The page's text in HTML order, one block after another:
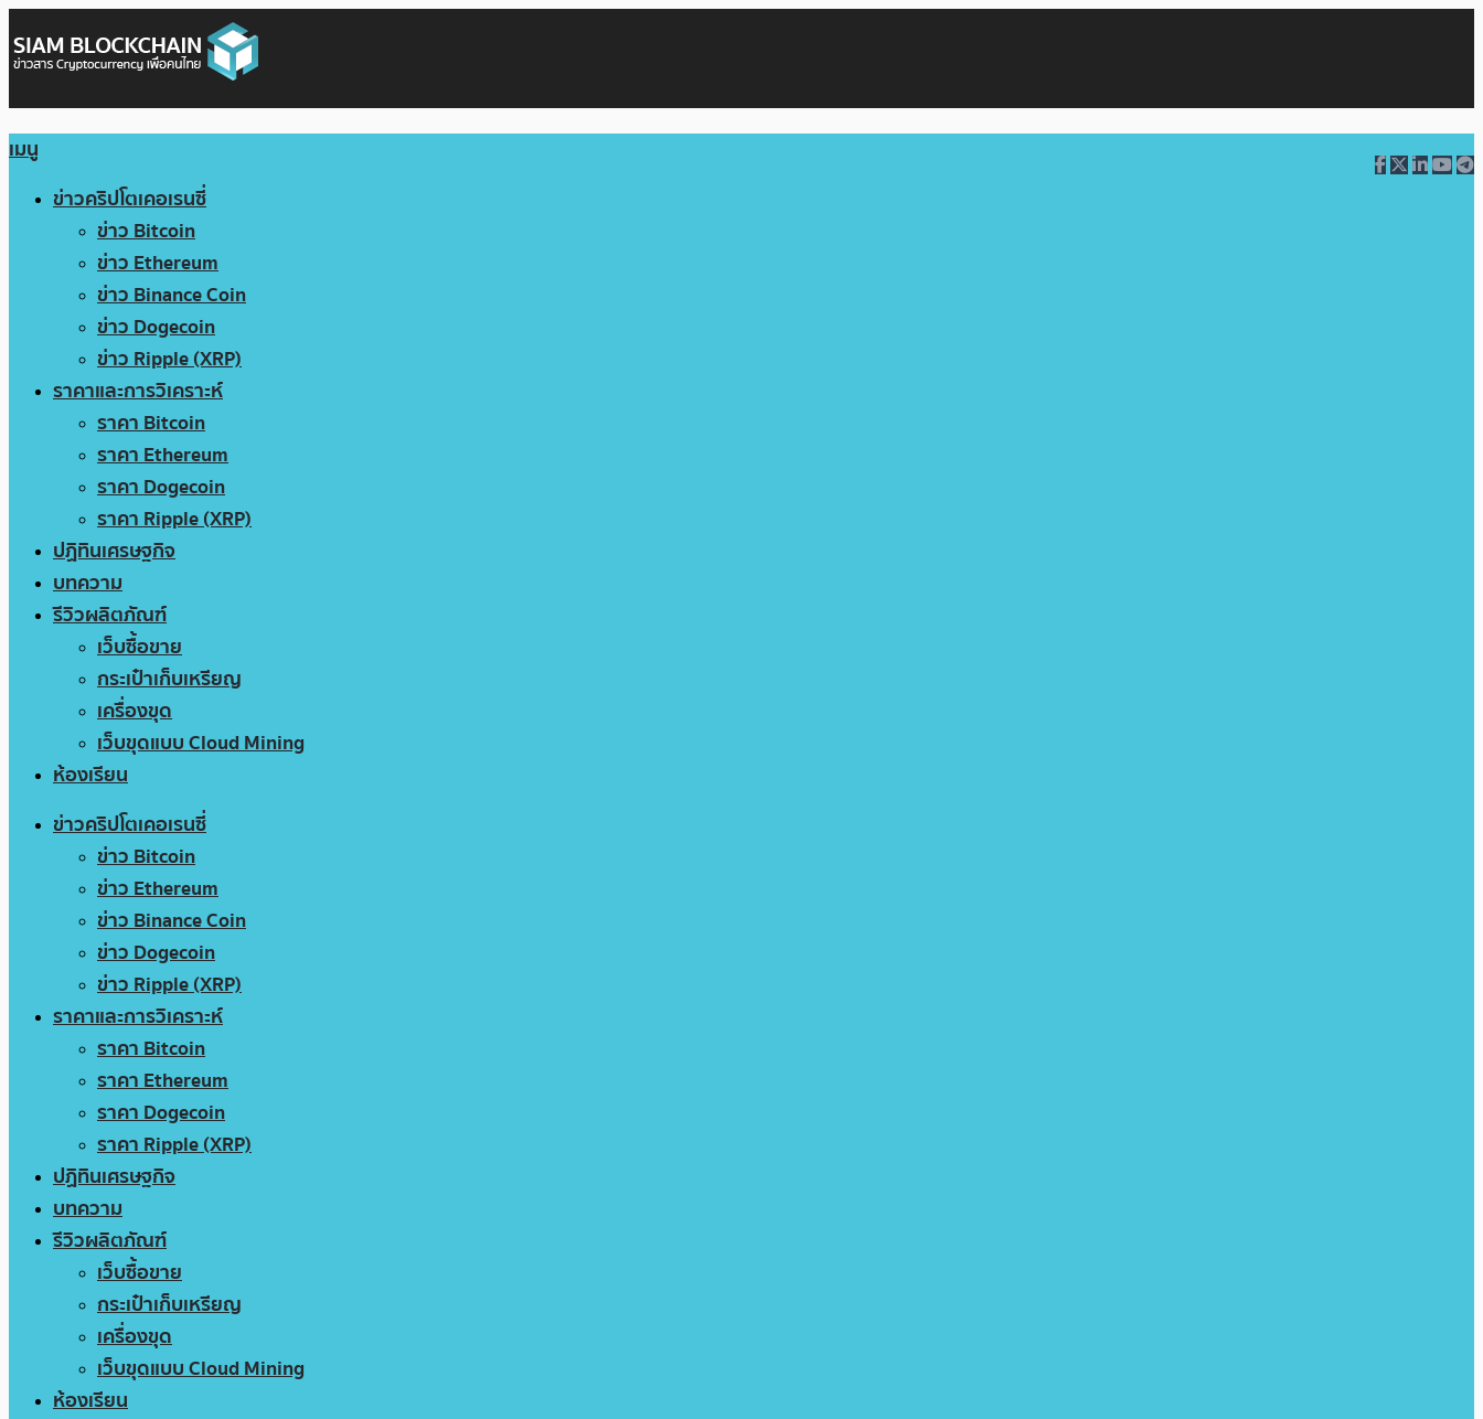
เมนู
ข่าวคริปโตเคอเรนซี่
ข่าว Bitcoin
ข่าว Ethereum
ข่าว Binance Coin
ข่าว Dogecoin
ข่าว Ripple (XRP)
ราคาและการวิเคราะห์
ราคา Bitcoin
ราคา Ethereum
ราคา Dogecoin
ราคา Ripple (XRP)
ปฏิทินเศรษฐกิจ
บทความ
รีวิวผลิตภัณฑ์
เว็บซื้อขาย
กระเป๋าเก็บเหรียญ
เครื่องขุด
เว็บขุดแบบ Cloud Mining
ห้องเรียน
ข่าวคริปโตเคอเรนซี่
ข่าว Bitcoin
ข่าว Ethereum
ข่าว Binance Coin
ข่าว Dogecoin
ข่าว Ripple (XRP)
ราคาและการวิเคราะห์
ราคา Bitcoin
ราคา Ethereum
ราคา Dogecoin
ราคา Ripple (XRP)
ปฏิทินเศรษฐกิจ
บทความ
รีวิวผลิตภัณฑ์
เว็บซื้อขาย
กระเป๋าเก็บเหรียญ
เครื่องขุด
เว็บขุดแบบ Cloud Mining
ห้องเรียน